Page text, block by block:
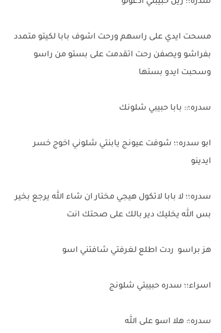
مسحت ايدي على راسهم ورحت اشوف بابا لكيتو متمدد
بفراشو ويصفن رحت اتقدمت على بستو من راسو
وسحبت ايدو بستها
سدره؛:: بابا حبيبي شلونك
ابو سدره؛؛ شوفت عيونج يابنتي شلوني اخوج خسر
ايدينو
سدره؛؛ لا بابا لاتكول هيجي مختار ان شاء الله يرجع بخير
بس الله يخليك دير بالك على صحتك انت
هز براسو ردت اطلع لغرفتي شافتني اسو
اسراء؛؛ سدره حبيبتي شلونج
سدره؛: هلا اسو على الله